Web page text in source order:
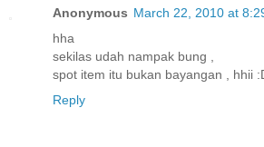
Anonymous March 22, 2010 at
hha
sekilas udah nampak bung ,
spot item itu bukan bayangan , hhii
Reply